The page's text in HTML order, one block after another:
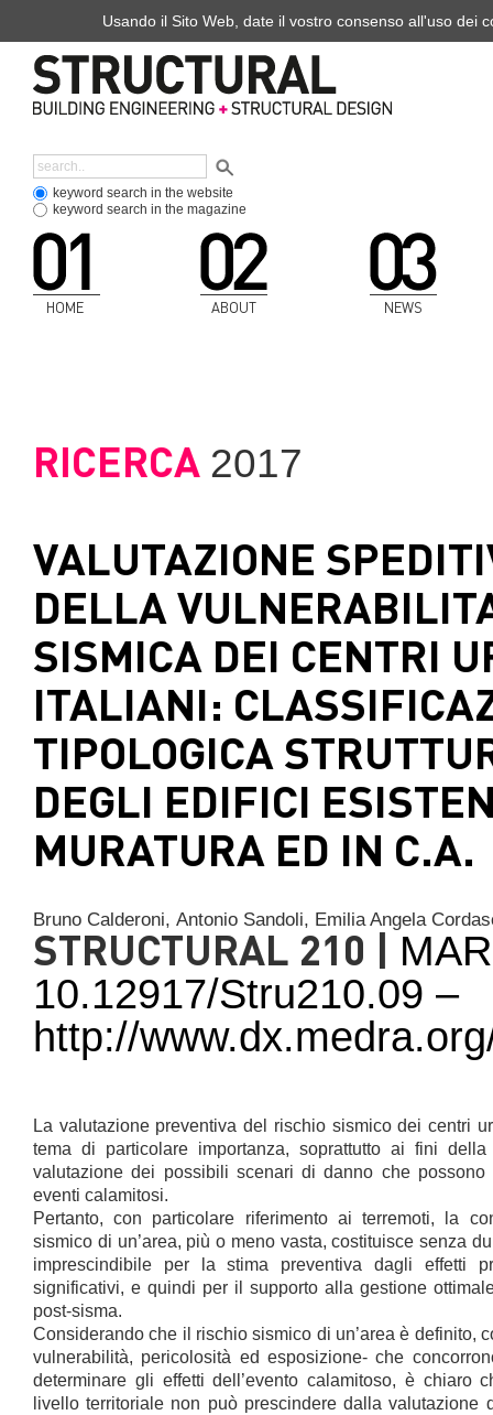
keyword search in the website
keyword search in the magazine
HOME ABOUT NEWS
RICERCA 2017
VALUTAZIONE
DELLA
SISMICA DEI CENTRI
ITALIANI:
TIPOLOGICA
DEGLI EDIFICI
MURATURA ED IN C.A.
Bruno Calderoni, Antonio Sandoli, Emilia Angela
STRUCTURAL 210 |
10.12917/Stru210.09 –
http://
La valutazione preventiva del rischio sismico dei centri
tema di particolare importanza, soprattutto ai fini
valutazione dei possibili scenari di danno che
eventi calamitosi.
Pertanto, con particolare riferimento ai terremoti, la
sismico di un’area, più o meno vasta, costituisce senza
imprescindibile per la stima preventiva dagli effetti
significativi, e quindi per il supporto alla gestione
post-sisma.
Considerando che il rischio sismico di un’area è definito,
vulnerabilità, pericolosità ed esposizione- che
determinare gli effetti dell’evento calamitoso, è chiaro
livello territoriale non può prescindere dalla valutazione
Usando il Sito Web, date il vostro consenso all'uso